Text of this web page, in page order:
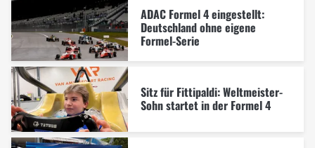
ADAC Formel 4 eingestellt:
Deutschland ohne eigene
Formel-Serie
Sitz für Fittipaldi: Weltmeister-
Sohn startet in der Formel 4